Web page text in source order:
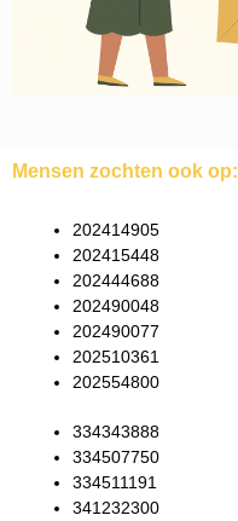
Mensen zochten ook op:
202414905
202415448
202444688
202490048
202490077
202510361
202554800
334343888
334507750
334511191
341232300